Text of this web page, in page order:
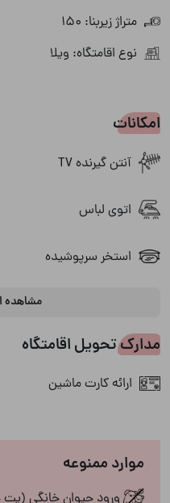
متراژ زیربنا: 150
نوع اقامتگاه: ویلا
امکانات
آنتن گیرنده TV
اتوی لباس
استخر سرپوشیده
پکیج دیواری
سونا خشک
مشاهده
مدارک تحویل اقامتگاه
ارائه کارت ماشین
موارد ممنوعه
ورود حیوان خانگی